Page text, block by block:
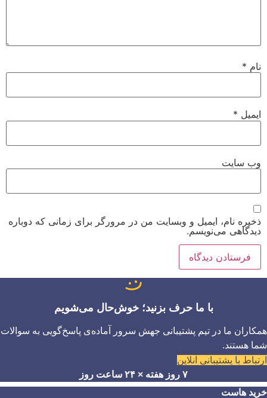
نام *
ایمیل *
وب‌ سایت
ذخیره نام، ایمیل و وبسایت من در مرورگر برای زمانی که دوباره
دیدگاهی می‌نویسم.
با ما حرف بزنید؛ خوش‌حال می‌شویم
همکاران ما در تیم پشتیبانی جهش سرور آماده‌ی پاسخ‌گویی به سوالات
شما هستند.
ارتباط با پشتیبانی آنلاین
۷ روز هفته × ۲۴ ساعت روز
خرید هاست